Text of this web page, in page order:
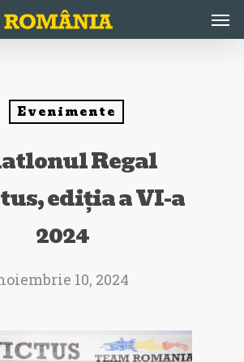
Evenimente
Regal
ediția a VI-a
2024
10, 2024